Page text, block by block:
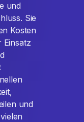
und
Sie
Kosten
Einsatz
und